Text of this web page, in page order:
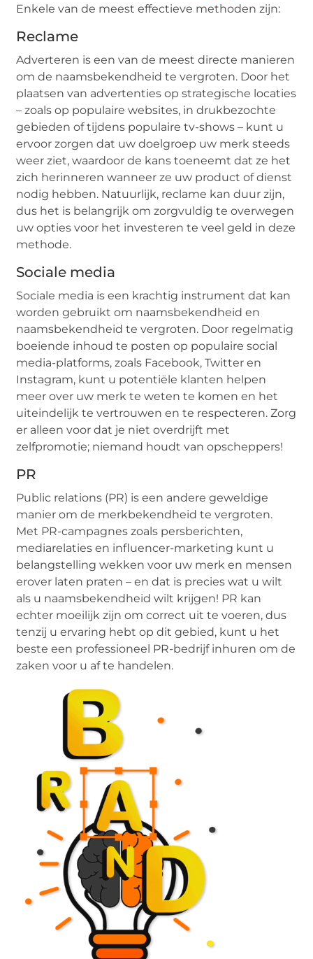
Enkele van de meest effectieve methoden zijn:
Reclame
Adverteren is een van de meest directe manieren
om de naamsbekendheid te vergroten. Door het
plaatsen van advertenties op strategische locaties
– zoals op populaire websites, in drukbezochte
gebieden of tijdens populaire tv-shows – kunt u
ervoor zorgen dat uw doelgroep uw merk steeds
weer ziet, waardoor de kans toeneemt dat ze het
zich herinneren wanneer ze uw product of dienst
nodig hebben. Natuurlijk, reclame kan duur zijn,
dus het is belangrijk om zorgvuldig te overwegen
uw opties voor het investeren te veel geld in deze
methode.
Sociale media
Sociale media is een krachtig instrument dat kan
worden gebruikt om naamsbekendheid en
naamsbekendheid te vergroten. Door regelmatig
boeiende inhoud te posten op populaire social
media-platforms, zoals Facebook, Twitter en
Instagram, kunt u potentiële klanten helpen
meer over uw merk te weten te komen en het
uiteindelijk te vertrouwen en te respecteren. Zorg
er alleen voor dat je niet overdrijft met
zelfpromotie; niemand houdt van opscheppers!
PR
Public relations (PR) is een andere geweldige
manier om de merkbekendheid te vergroten.
Met PR-campagnes zoals persberichten,
mediarelaties en influencer-marketing kunt u
belangstelling wekken voor uw merk en mensen
erover laten praten – en dat is precies wat u wilt
als u naamsbekendheid wilt krijgen! PR kan
echter moeilijk zijn om correct uit te voeren, dus
tenzij u ervaring hebt op dit gebied, kunt u het
beste een professioneel PR-bedrijf inhuren om de
zaken voor u af te handelen.